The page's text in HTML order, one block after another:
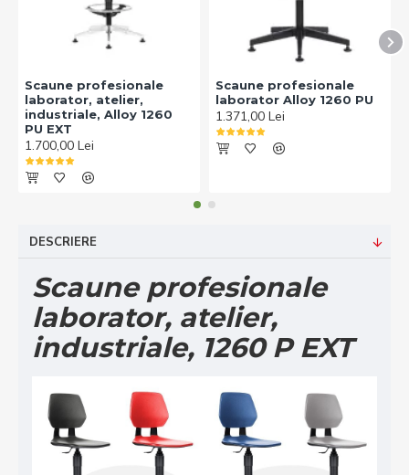
Scaune profesionale
laborator, atelier,
industriale, Alloy 1260
PU EXT
1.700,00 Lei
Scaune profesionale
laborator Alloy 1260 PU
1.371,00 Lei
DESCRIERE
Scaune profesionale
laborator, atelier,
industriale, 1260 P EXT